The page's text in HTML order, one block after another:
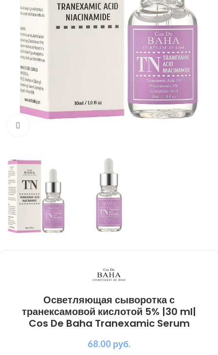
Осветляющая сыворотка с
транексамовой кислотой 5% |30 ml|
Cos De Baha Tranexamic Serum
68.00 руб.